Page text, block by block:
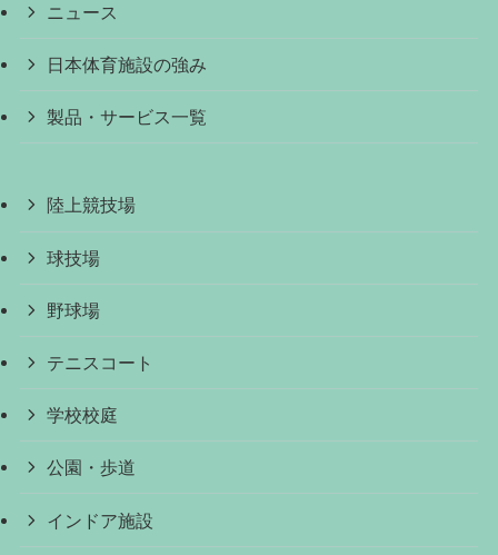
ニュース
日本体育施設の強み
製品・サービス一覧
陸上競技場
球技場
野球場
テニスコート
学校校庭
公園・歩道
インドア施設